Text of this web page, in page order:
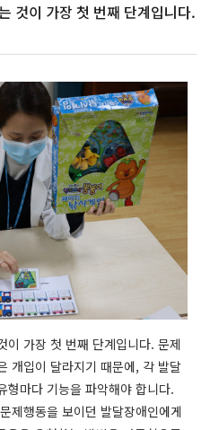
것이 가장 첫 번째 단계입니다.
이 가장 첫 번째 단계입니다. 문제
개입이 달라지기 때문에, 각 발달
형마다 기능을 파악해야 합니다.
제행동을 보이던 발달장애인에게